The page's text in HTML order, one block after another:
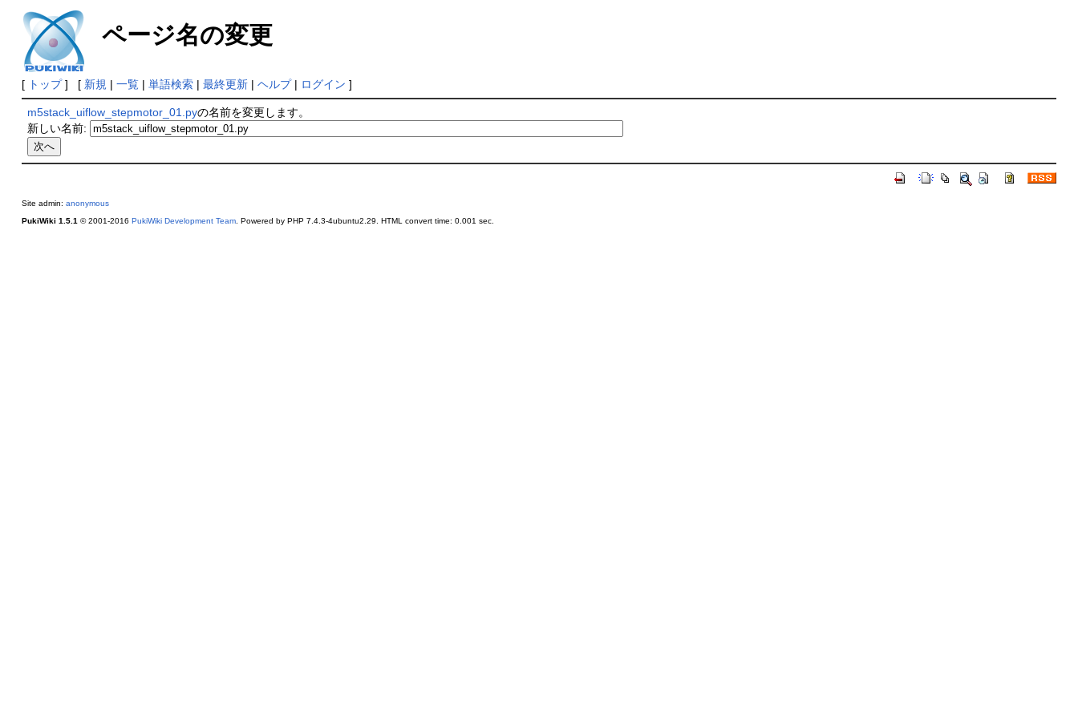
ページ名の変更
[ トップ] [ 新規 | 一覧| 単語検索| 最終更新| ヘルプ| ログイン ]
m5stack_uiflow_stepmotor_01.pyの名前を変更します。
新しい名前:
Site admin: anonymous
PukiWiki 1.5.1 © 2001-2016 PukiWiki Development Team. Powered by PHP 7.4.3-4ubuntu2.29. HTML convert time: 0.001 sec.